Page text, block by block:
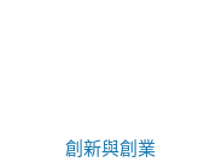
創新與創業